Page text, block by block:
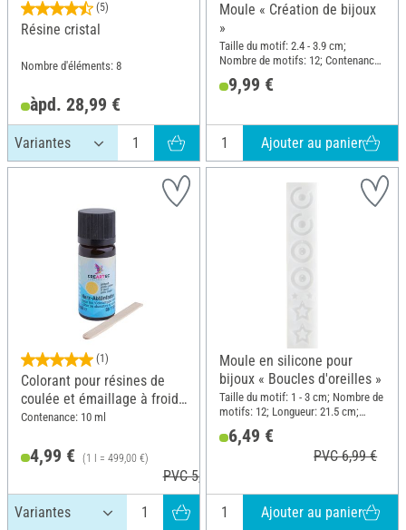
(5)
Résine cristal
Nombre d'éléments: 8
àpd. 28,99 €
Moule « Création de bijoux
»
Taille du motif: 2.4 - 3.9 cm;
Nombre de motifs: 12; Contenance:
40 ml; Longueur: 15.5 cm; Largeur:
11.3 cm; Hauteur: 0.8 cm; Matériau:
9,99 €
Ajouter au panier
(1)
Colorant pour résines de
coulée et émaillage à froid,
transparent
Contenance: 10 ml
4,99 € (1 l = 499,00 €)
PVC 5,95 €
Moule en silicone pour
bijoux « Boucles d'oreilles »
Taille du motif: 1 - 3 cm; Nombre de
motifs: 12; Longueur: 21.5 cm;
6,49 €
PVC 6,99 €
Ajouter au panier